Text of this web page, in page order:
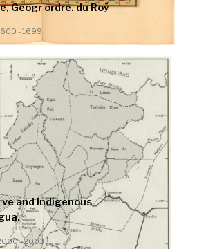
Geogr ordre. du Roÿ
- 1699
and Indigenous
- 2003